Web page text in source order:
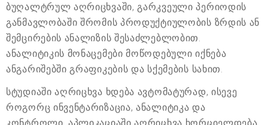
ბუღალტრულ აღრიცხვაში, გარკვეული პერიოდის
განმავლობაში შრომის პროდუქტიულობის ზრდის ან
შემცირების ანალიზის შესაძლებლობით.
ანალიტიკის მონაცემები მოწოდებული იქნება
ანგარიშებში გრაფიკების და სქემების სახით.
სტუდიაში აღრიცხვა ხდება ავტომატურად, ისევე
როგორც ინვენტარიზაცია, ანალიტიკა და
კონტროლი. აპლიკაციაში აღრიცხვა ხორციელდება,